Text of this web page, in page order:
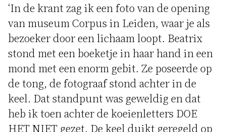
‘In de krant zag ik een foto van de opening
van museum Corpus in Leiden, waar je als
bezoeker door een lichaam loopt. Beatrix
stond met een boeketje in haar hand in een
mond met een enorm gebit. Ze poseerde op
de tong, de fotograaf stond achter in de
keel. Dat standpunt was geweldig en dat
heb ik toen achter de koeienletters DOE
HET NIET gezet. De keel duikt geregeld op